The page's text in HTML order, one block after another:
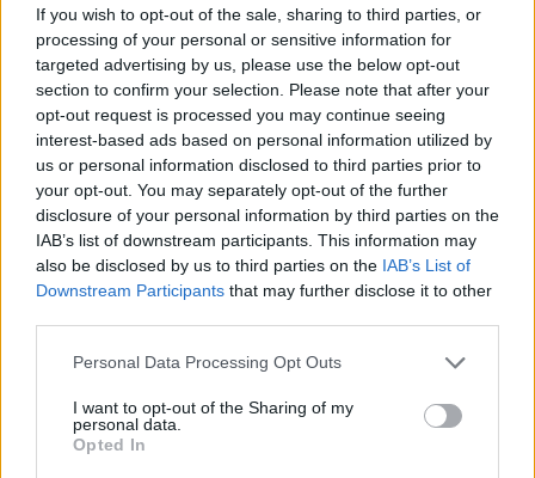
If you wish to opt-out of the sale, sharing to third parties, or
processing of your personal or sensitive information for
targeted advertising by us, please use the below opt-out
section to confirm your selection. Please note that after your
opt-out request is processed you may continue seeing
interest-based ads based on personal information utilized by
us or personal information disclosed to third parties prior to
your opt-out. You may separately opt-out of the further
disclosure of your personal information by third parties on the
IAB’s list of downstream participants. This information may
also be disclosed by us to third parties on the IAB’s List of
Downstream Participants that may further disclose it to other
Personal Data Processing Opt Outs
I want to opt-out of the Sharing of my
personal data.
Opted In
7 Ουρανοί Επ.180 Τελευταίο